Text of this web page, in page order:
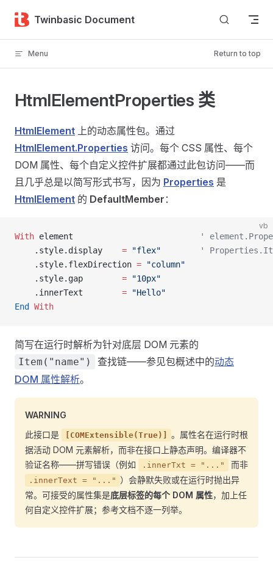
Skip to content
Twinbasic Document
Menu Return to top
HtmlElementProperties 类
HtmlElement 上的动态属性包。通过
HtmlElement.Properties 访问。每个 CSS 属性、每个
DOM 属性、每个自定义控件扩展都通过此包访问——而
且几乎总是以简写形式书写，因为 Properties 是
HtmlElement 的 DefaultMember ：
vb
With element
'
    .style.display
= "flex"
'
    .style.flexDirection
= "column"
    .style.gap
= "10px"
    .innerText
= "Hello"
End
With
简写在运行时解析为针对底层 DOM 元素的
Item("name") 查找链——参见包概述中的动态
DOM 属性解析。
WARNING
此接口是
[COMExtensible(True)]
。属性名在运行时根
据活动 DOM 元素解析，而非在接口上静态声明。编译器不
验证名称——拼写错误（例如
.innerTxt = "..." 而非
.innerText = "..." ）会静默失败或在运行时抛出异
常。可接受的属性集是底层标签的每个 DOM 属性，加上任
何自定义控件扩展；参考文档不逐一列举。